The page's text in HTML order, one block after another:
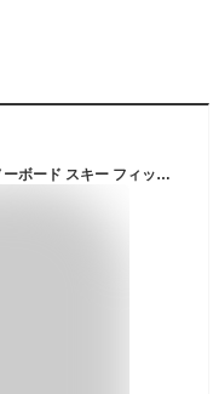
ネックウォーマー フェイスマスク 防寒 スノーボード スキー フィッシング 釣り バイク uv レディース メンズ キッズ 花粉症 対策 グッズ スポーツ スノボ フェイスガード フェイスカバー サバゲー 送料無料 アウトレット